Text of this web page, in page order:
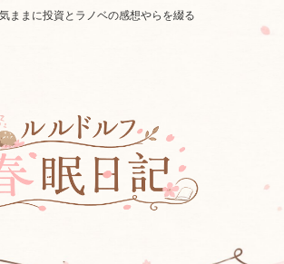
ままに投資とラノベの感想やらを綴る